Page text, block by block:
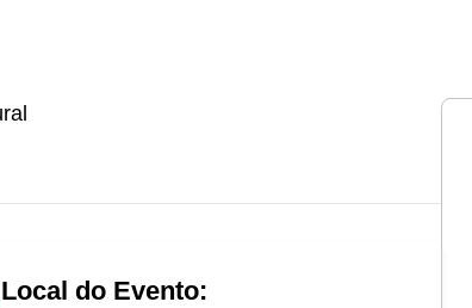
Local do Evento: